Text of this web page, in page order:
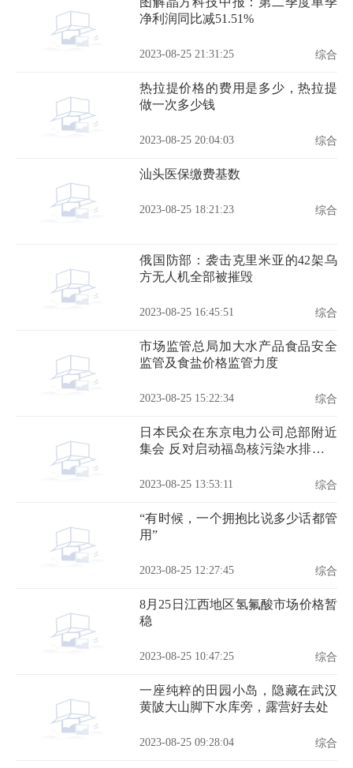
净利润同比减51.51%
2023-08-25 21:31:25 综合
热拉提价格的费用是多少，热拉提
做一次多少钱
2023-08-25 20:04:03 综合
汕头医保缴费基数
2023-08-25 18:21:23 综合
俄国防部：袭击克里米亚的42架乌
方无人机全部被摧毁
2023-08-25 16:45:51 综合
市场监管总局加大水产品食品安全
监管及食盐价格监管力度
2023-08-25 15:22:34 综合
日本民众在东京电力公司总部附近
集会 反对启动福岛核污染水排海作
2023-08-25 13:53:11 综合
“有时候，一个拥抱比说多少话都管
用”
2023-08-25 12:27:45 综合
8月25日江西地区氢氟酸市场价格暂
稳
2023-08-25 10:47:25 综合
一座纯粹的田园小岛，隐藏在武汉
黄陂大山脚下水库旁，露营好去处
2023-08-25 09:28:04 综合